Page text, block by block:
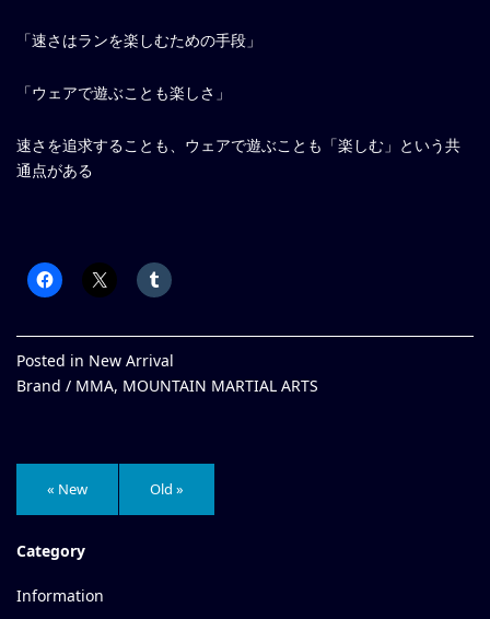
「速さはランを楽しむための手段」
「ウェアで遊ぶことも楽しさ」
速さを追求することも、ウェアで遊ぶことも「楽しむ」という共
通点がある
Posted in New Arrival
Brand / MMA, MOUNTAIN MARTIAL ARTS
« New Old »
Category
Information